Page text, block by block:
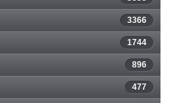
3366
1744
896
477